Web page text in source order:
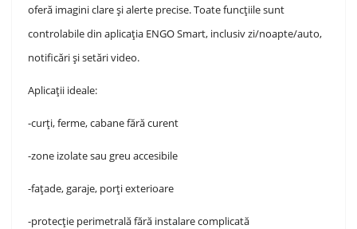
oferă imagini clare și alerte precise. Toate funcțiile sunt
controlabile din aplicația ENGO Smart, inclusiv zi/noapte/auto,
notificări și setări video.
Aplicații ideale:
-curți, ferme, cabane fără curent
-zone izolate sau greu accesibile
-fațade, garaje, porți exterioare
-protecție perimetrală fără instalare complicată